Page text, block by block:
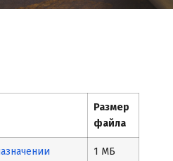
Размер
файла
1 МБ